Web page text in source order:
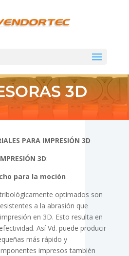
3D
PARA IMPRESIÓN 3D
3D:
para la moción
optimados son
a la abrasión que
en 3D. Esto resulta en
Así Vd. puede producir
más rápido y
impresos también